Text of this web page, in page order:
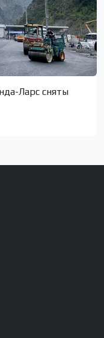
Ларс сняты